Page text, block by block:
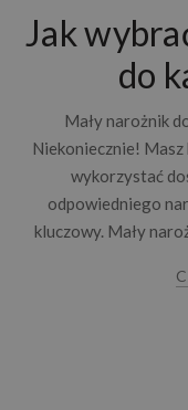
Jak
do
Mały narożnik
Niekoniecznie! Masz
wykorzystać
odpowiedniego
kluczowy. Mały